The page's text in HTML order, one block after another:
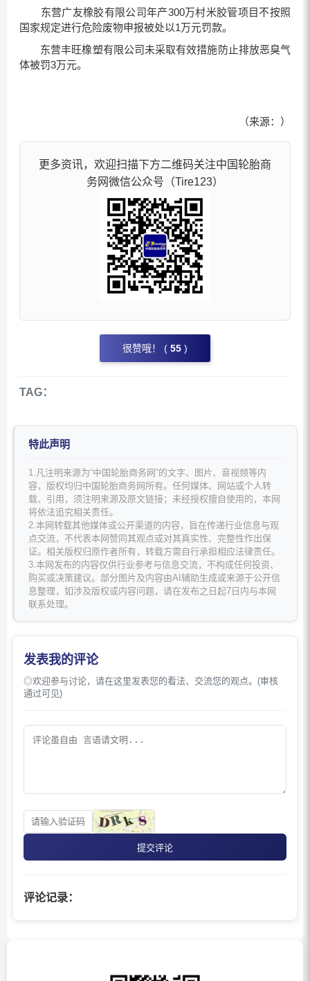
东营广友橡胶有限公司年产300万村米胶管项目不按照
国家规定进行危险废物申报被处以1万元罚款。
东营丰旺橡塑有限公司未采取有效措施防止排放恶臭气
体被罚3万元。
（来源：）
更多资讯，欢迎扫描下方二维码关注中国轮胎商
务网微信公众号（Tire123）
很赞哦！ ( 55 )
TAG：
特此声明
1.凡注明来源为“中国轮胎商务网”的文字、图片、音视频等内
容，版权均归中国轮胎商务网所有。任何媒体、网站或个人转
载、引用，须注明来源及原文链接；未经授权擅自使用的，本网
将依法追究相关责任。
2.本网转载其他媒体或公开渠道的内容，旨在传递行业信息与观
点交流，不代表本网赞同其观点或对其真实性、完整性作出保
证。相关版权归原作者所有，转载方需自行承担相应法律责任。
3.本网发布的内容仅供行业参考与信息交流，不构成任何投资、
购买或决策建议。部分图片及内容由AI辅助生成或来源于公开信
息整理，如涉及版权或内容问题，请在发布之日起7日内与本网
联系处理。
发表我的评论
◎欢迎参与讨论，请在这里发表您的看法、交流您的观点。(审核
通过可见)
提交评论
评论记录：